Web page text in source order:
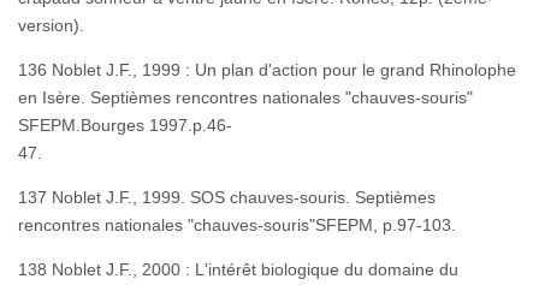
version).
136 Noblet J.F., 1999 : Un plan d'action pour le grand Rhinolophe
en Isère. Septièmes rencontres nationales "chauves-souris"
SFEPM.Bourges 1997.p.46-
47.
137 Noblet J.F., 1999. SOS chauves-souris. Septièmes
rencontres nationales "chauves-souris"SFEPM, p.97-103.
138 Noblet J.F., 2000 : L'intérêt biologique du domaine du